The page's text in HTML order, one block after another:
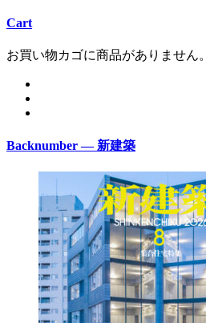
Cart
お買い物カゴに商品がありません。
Backnumber — 新建築